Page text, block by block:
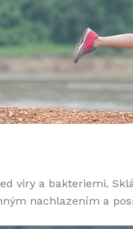
viry a bakteriemi.
nachlazením a